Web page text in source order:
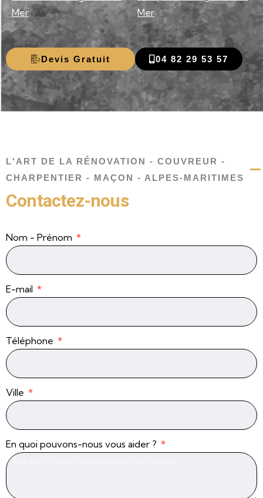
Mer
Mer
Devis Gratuit 04 82 29 53 57
L'ART DE LA RÉNOVATION - COUVREUR -
CHARPENTIER - MAÇON - ALPES-MARITIMES
Contactez-nous
Nom - Prénom
E-mail
Téléphone
Ville
En quoi pouvons-nous vous aider ?